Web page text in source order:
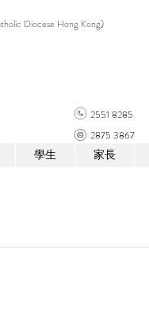
Diocese Hong Kong)
2551 8285
2875 3867
學生 家長